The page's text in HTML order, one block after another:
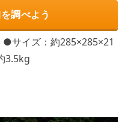
調べよう
サイズ：約285×285×21
3.5kg